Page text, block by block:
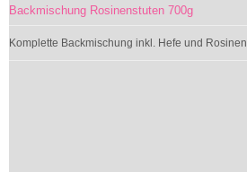
Backmischung Rosinenstuten 700g
Komplette Backmischung inkl. Hefe und Rosinen